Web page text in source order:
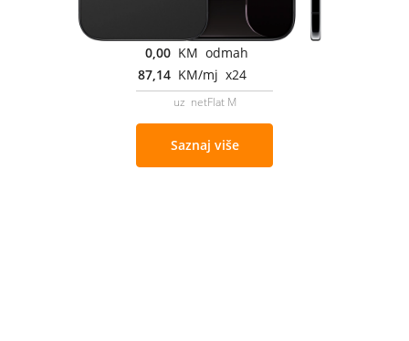
0,00 KM odmah
87,14 KM/mj x24
uz netFlat M
Saznaj više